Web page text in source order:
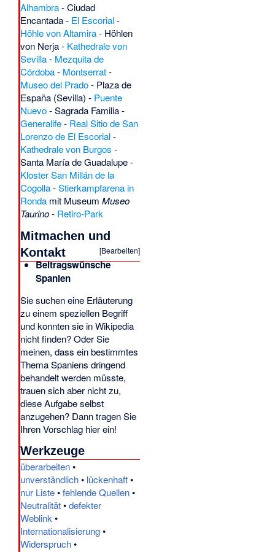
Alhambra-Ciudad
Encantada- El Escorial-
Höhle von Altamira- Höhlen
von Nerja- Kathedrale von
Sevilla- Mezquita de
Córdoba- Montserrat-
Museo del Prado- Plaza de
España (Sevilla) - Puente
Nuevo-Sagrada Familia-
Generalife- Real Sitio de San
Lorenzo de El Escorial-
Kathedrale von Burgos -
Santa María de Guadalupe-
Kloster San Millán de la
Cogolla-Stierkampfarena in
Ronda mit MuseumMuseo
Taurino- Retiro-Park
Mitmachen und
Kontakt
[Bearbeiten]
Beitragswünsche
Spanien
Sie suchen eine Erläuterung
zu einem speziellen Begriff
und konnten sie in Wikipedia
nicht finden? Oder Sie
meinen, dass ein bestimmtes
Thema Spaniens dringend
behandelt werden müsste,
trauen sich aber nicht zu,
diese Aufgabe selbst
anzugehen? Dann tragen Sie
Ihren Vorschlag hier ein!
Werkzeuge
überarbeiten•
unverständlich• lückenhaft•
nur Liste•fehlende Quellen•
Neutralität•defekter
Weblink •
Internationalisierung•
Widerspruch•